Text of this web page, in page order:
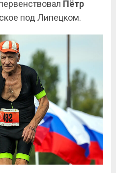
Пётр
под Липецком.